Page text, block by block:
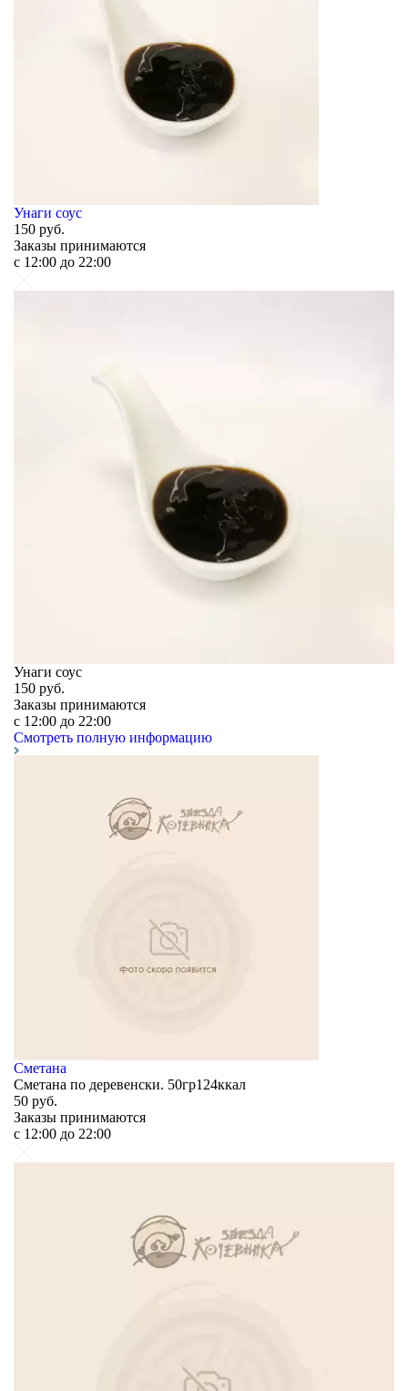
Унаги соус
150 руб.
Заказы принимаются
c 12:00 до 22:00
Унаги соус
150 руб.
Заказы принимаются
c 12:00 до 22:00
Смотреть полную информацию
Сметана
Сметана по деревенски. 50гр124ккал
50 руб.
Заказы принимаются
c 12:00 до 22:00